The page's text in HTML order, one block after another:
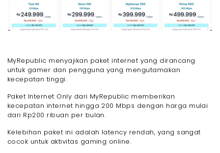
MyRepublic menyajikan paket internet yang dirancang
untuk gamer dan pengguna yang mengutamakan
kecepatan tinggi.
Paket Internet Only dari MyRepublic memberikan
kecepatan internet hingga 200 Mbps dengan harga mulai
dari Rp200 ribuan per bulan.
Kelebihan paket ini adalah latency rendah, yang sangat
cocok untuk aktivitas gaming online.